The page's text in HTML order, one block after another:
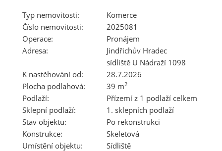
Typ nemovitosti:
Komerce
Číslo nemovitosti:
2025081
Operace:
Pronájem
Adresa:
Jindřichův Hradec
sídliště U Nádraží 1098
K nastěhování od:
28.7.2026
Plocha podlahová:
39 m2
Podlaží:
Přízemí z 1 podlaží celkem
Sklepní podlaží:
1. sklepních podlaží
Stav objektu:
Po rekonstrukci
Konstrukce:
Skeletová
Umístění objektu:
Sídliště